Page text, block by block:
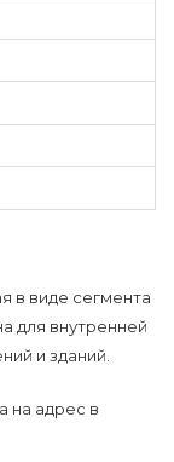
в виде сегмента
для внутренней
и зданий.
на адрес в